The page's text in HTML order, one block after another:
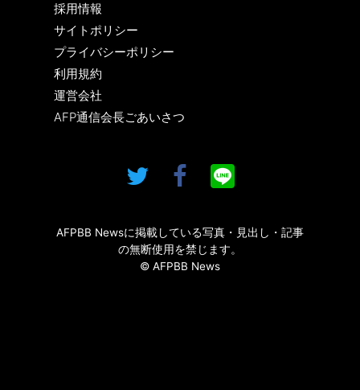
採用情報
サイトポリシー
プライバシーポリシー
利用規約
運営会社
AFP通信会長ごあいさつ
AFPBB Newsに掲載している写真・見出し・記事
の無断使用を禁じます。
© AFPBB News